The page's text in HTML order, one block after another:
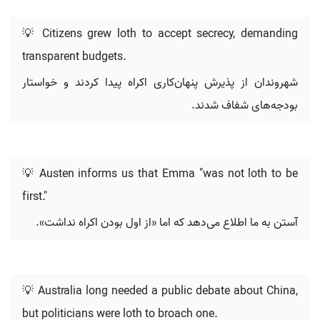
💡 Citizens grew loth to accept secrecy, demanding
transparent budgets.
شهروندان از پذیرش پنهان‌کاری اکراه پیدا کردند و خواستار
بودجه‌های شفاف شدند.
💡 Austen informs us that Emma "was not loth to be
first."
آستن به ما اطلاع می‌دهد که اما «از اول بودن اکراه نداشت».
💡 Australia long needed a public debate about China,
but politicians were loth to broach one.